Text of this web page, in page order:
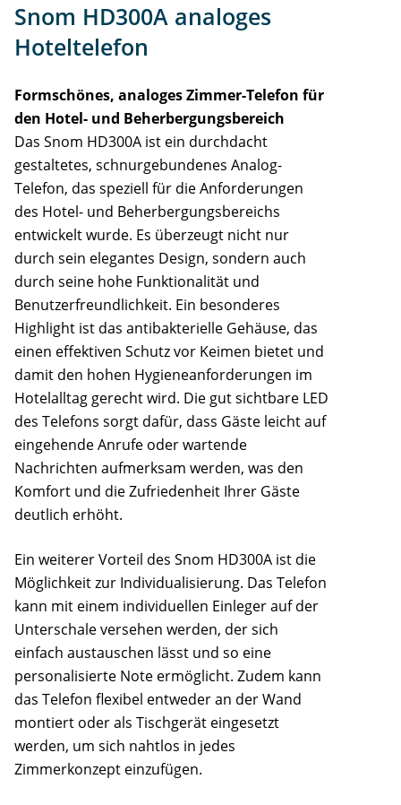
Support
Snom HD300A analoges
Hoteltelefon
Formschönes, analoges Zimmer-Telefon für
den Hotel- und Beherbergungsbereich
Das Snom HD300A ist ein durchdacht
gestaltetes, schnurgebundenes Analog-
Telefon, das speziell für die Anforderungen
des Hotel- und Beherbergungsbereichs
entwickelt wurde. Es überzeugt nicht nur
durch sein elegantes Design, sondern auch
durch seine hohe Funktionalität und
Benutzerfreundlichkeit. Ein besonderes
Highlight ist das antibakterielle Gehäuse, das
einen effektiven Schutz vor Keimen bietet und
damit den hohen Hygieneanforderungen im
Hotelalltag gerecht wird. Die gut sichtbare LED
des Telefons sorgt dafür, dass Gäste leicht auf
eingehende Anrufe oder wartende
Nachrichten aufmerksam werden, was den
Komfort und die Zufriedenheit Ihrer Gäste
deutlich erhöht.
Ein weiterer Vorteil des Snom HD300A ist die
Möglichkeit zur Individualisierung. Das Telefon
kann mit einem individuellen Einleger auf der
Unterschale versehen werden, der sich
einfach austauschen lässt und so eine
personalisierte Note ermöglicht. Zudem kann
das Telefon flexibel entweder an der Wand
montiert oder als Tischgerät eingesetzt
werden, um sich nahtlos in jedes
Zimmerkonzept einzufügen.